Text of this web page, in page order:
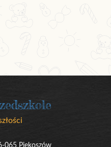
065 Piekoszów